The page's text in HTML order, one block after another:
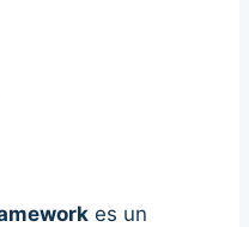
es un